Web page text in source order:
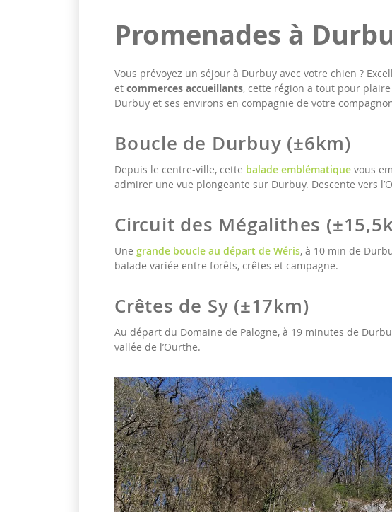
Promenades à
Vous prévoyez un séjour à Durbuy avec votre chien ?
et commerces accueillants, cette région a tout pour
Durbuy et ses environs en compagnie de votre
Boucle de Durbuy (±6km)
Depuis le centre-ville, cette balade emblématique vous
admirer une vue plongeante sur Durbuy. Descente vers
Circuit des Mégalithes
Une grande boucle au départ de Wéris, à 10 min de
balade variée entre forêts, crêtes et campagne.
Crêtes de Sy (±17km)
Au départ du Domaine de Palogne, à 19 minutes de
vallée de l’Ourthe.